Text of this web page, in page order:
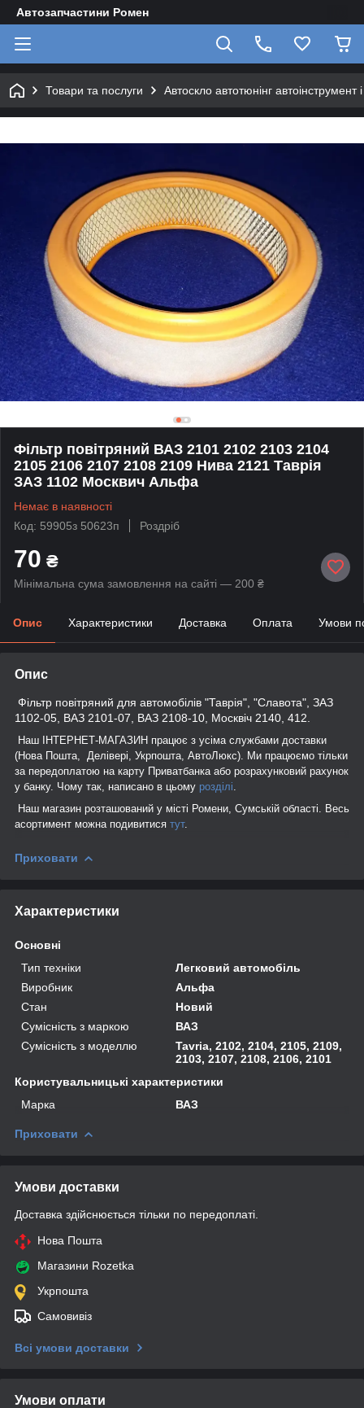
Автозапчастини Ромен
Товари та послуги Автоскло автотюнінг автоінструмент
Фільтр повітряний ВАЗ 2101 2102 2103 2104
2105 2106 2107 2108 2109 Нива 2121 Таврія
ЗАЗ 1102 Москвич Альфа
Немає в наявності
Код: 59905з 50623п
Роздріб
70 ₴
Мінімальна сума замовлення на сайті — 200 ₴
Опис Характеристики Доставка Оплата Умови
Опис
Фільтр повітряний для автомобілів "Таврія", "Славота", ЗАЗ
1102-05, ВАЗ 2101-07, ВАЗ 2108-10, Москвіч 2140, 412.
Наш ІНТЕРНЕТ-МАГАЗИН працює з усіма службами доставки
(Нова Пошта, Делівері, Укрпошта, АвтоЛюкс). Ми працюємо тільки
за передоплатою на карту Приватбанка або розрахунковий рахунок
у банку. Чому так, написано в цьому розділі
Наш магазин розташований у місті Ромени, Сумській області. Весь
асортимент можна подивитися тут.
Приховати
Характеристики
Основні
Тип техніки
Легковий автомобіль
Виробник
Альфа
Стан
Новий
Сумісність з маркою
ВАЗ
Сумісність з моделлю
Tavria, 2102, 2104, 2105, 2109,
2103, 2107, 2108, 2106, 2101
Користувальницькі характеристики
Марка
ВАЗ
Приховати
Умови доставки
Доставка здійснюється тільки по передоплаті.
Нова Пошта
Магазини Rozetka
Укрпошта
Самовивіз
Всі умови доставки
Умови оплати